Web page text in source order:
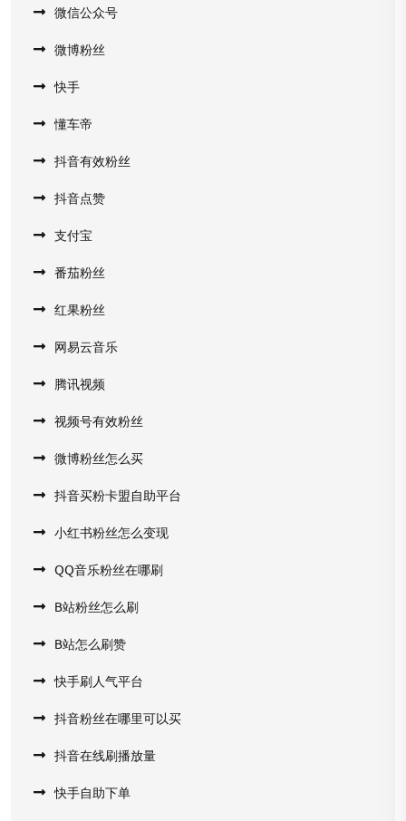
微信公众号
微博粉丝
快手
懂车帝
抖音有效粉丝
抖音点赞
支付宝
番茄粉丝
红果粉丝
网易云音乐
腾讯视频
视频号有效粉丝
微博粉丝怎么买
抖音买粉卡盟自助平台
小红书粉丝怎么变现
QQ音乐粉丝在哪刷
B站粉丝怎么刷
B站怎么刷赞
快手刷人气平台
抖音粉丝在哪里可以买
抖音在线刷播放量
快手自助下单